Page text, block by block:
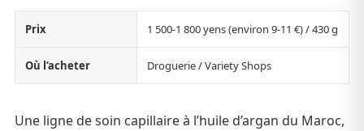
Prix 1 500-1 800 yens (environ 9-11 €) / 430 g
Où l’acheter Droguerie / Variety Shops
Une ligne de soin capillaire à l’huile d’argan du Maroc,